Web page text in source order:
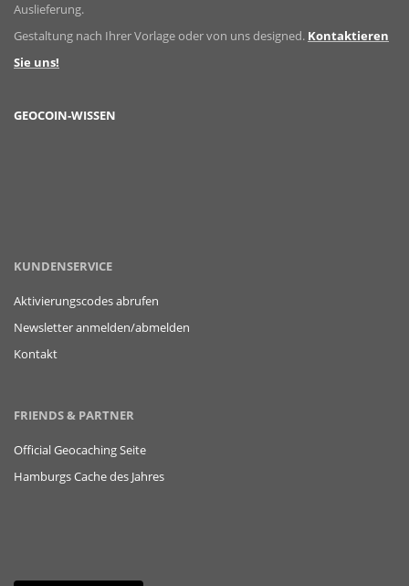
Auslieferung.
Gestaltung nach Ihrer Vorlage oder von uns designed. Kontaktieren
Sie uns!
GEOCOIN-WISSEN
KUNDENSERVICE
Aktivierungscodes abrufen
Newsletter anmelden/abmelden
Kontakt
FRIENDS & PARTNER
Official Geocaching Seite
Hamburgs Cache des Jahres